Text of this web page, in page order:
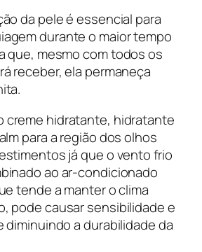
da pele é essencial para
durante o maior tempo
que, mesmo com todos os
receber, ela permaneça
creme hidratante, hidratante
para a região dos olhos
já que o vento frio
ao ar-condicionado
tende a manter o clima
pode causar sensibilidade e
diminuindo a durabilidade da